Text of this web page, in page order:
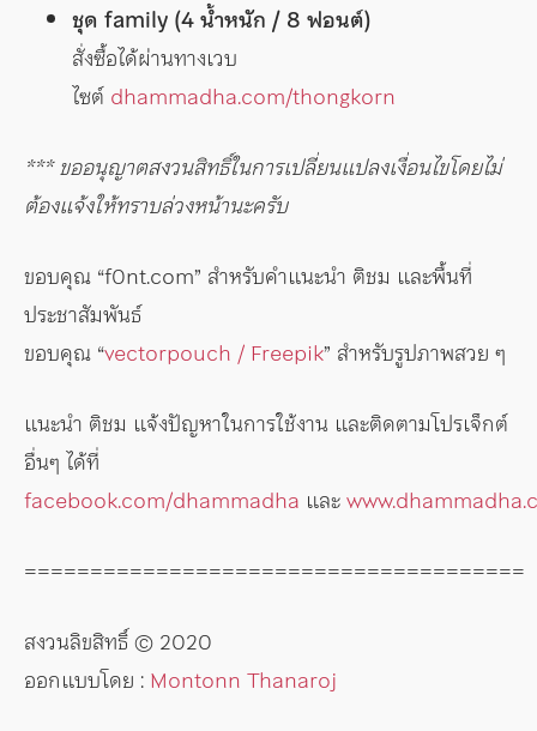
ชุด family (4 น้ำหนัก / 8 ฟอนต์)
สั่งซื้อได้ผ่านทางเวบ
ไซต์ dhammadha.com/thongkorn
*** ขออนุญาตสงวนสิทธิ์ในการเปลี่ยนแปลงเงื่อนไขโดยไม่
ต้องแจ้งให้ทราบล่วงหน้านะครับ
ขอบคุณ “f0nt.com” สำหรับคำแนะนำ ติชม และพื้นที่
ประชาสัมพันธ์
ขอบคุณ “vectorpouch / Freepik” สำหรับรูปภาพสวย ๆ
แนะนำ ติชม แจ้งปัญหาในการใช้งาน และติดตามโปรเจ็กต์
อื่นๆ ได้ที่
facebook.com/dhammadha และ
======================================
สงวนลิขสิทธิ์ © 2020
ออกแบบโดย : Montonn Thanaroj